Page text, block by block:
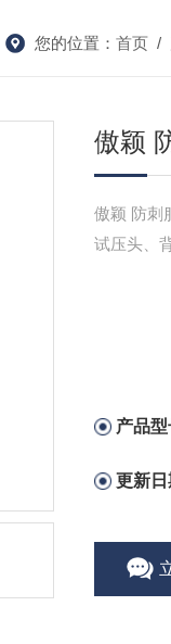
您的位置： 首页 /
傲颖
傲颖 防刺
试压头、
产品型
更新日